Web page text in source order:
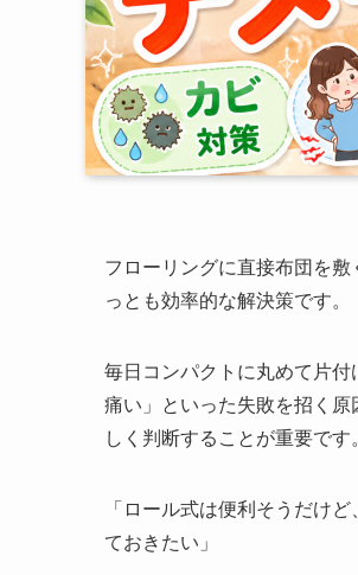
フローリングに直接布団を
っとも効率的な解決策です。
毎日コンパクトに丸めて片
痛い」といった失敗を招く
しく判断することが重要です
「ロール式は便利そうだけ
ておきたい」